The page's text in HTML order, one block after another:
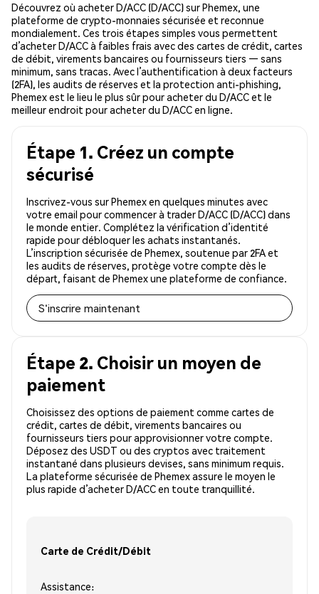
Découvrez où acheter D/ACC (D/ACC) sur Phemex, une
plateforme de crypto-monnaies sécurisée et reconnue
mondialement. Ces trois étapes simples vous permettent
d’acheter D/ACC à faibles frais avec des cartes de crédit, cartes
de débit, virements bancaires ou fournisseurs tiers — sans
minimum, sans tracas. Avec l’authentification à deux facteurs
(2FA), les audits de réserves et la protection anti-phishing,
Phemex est le lieu le plus sûr pour acheter du D/ACC et le
meilleur endroit pour acheter du D/ACC en ligne.
Étape 1. Créez un compte
sécurisé
Inscrivez-vous sur Phemex en quelques minutes avec
votre email pour commencer à trader D/ACC (D/ACC) dans
le monde entier. Complétez la vérification d’identité
rapide pour débloquer les achats instantanés.
L’inscription sécurisée de Phemex, soutenue par 2FA et
les audits de réserves, protège votre compte dès le
départ, faisant de Phemex une plateforme de confiance.
S'inscrire maintenant
Étape 2. Choisir un moyen de
paiement
Choisissez des options de paiement comme cartes de
crédit, cartes de débit, virements bancaires ou
fournisseurs tiers pour approvisionner votre compte.
Déposez des USDT ou des cryptos avec traitement
instantané dans plusieurs devises, sans minimum requis.
La plateforme sécurisée de Phemex assure le moyen le
plus rapide d’acheter D/ACC en toute tranquillité.
Carte de Crédit/Débit
Assistance: